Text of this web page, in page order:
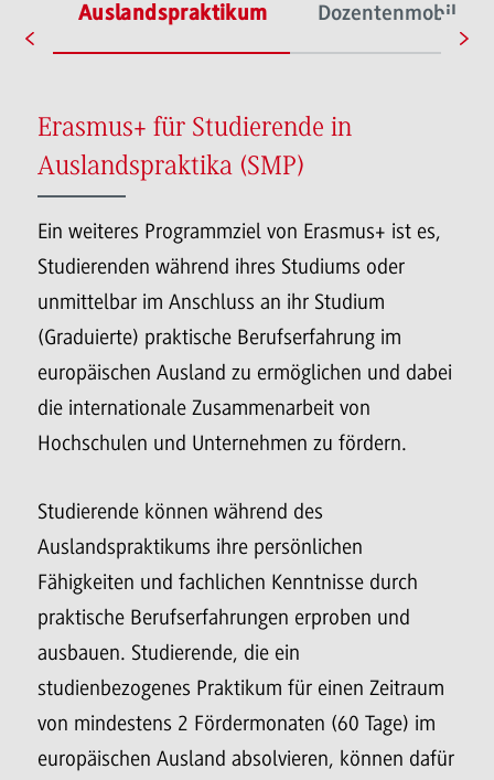
Auslandspraktikum Dozentenmobilität
Erasmus+ für Studierende in
Auslandspraktika (SMP)
Ein weiteres Programmziel von Erasmus+ ist es,
Studierenden während ihres Studiums oder
unmittelbar im Anschluss an ihr Studium
(Graduierte) praktische Berufserfahrung im
europäischen Ausland zu ermöglichen und dabei
die internationale Zusammenarbeit von
Hochschulen und Unternehmen zu fördern.
Studierende können während des
Auslandspraktikums ihre persönlichen
Fähigkeiten und fachlichen Kenntnisse durch
praktische Berufserfahrungen erproben und
ausbauen. Studierende, die ein
studienbezogenes Praktikum für einen Zeitraum
von mindestens 2 Fördermonaten (60 Tage) im
europäischen Ausland absolvieren, können dafür